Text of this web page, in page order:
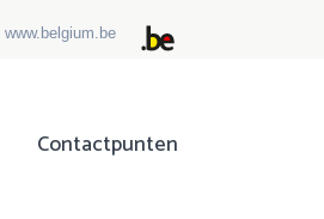
www.belgium.be
Contactpunten